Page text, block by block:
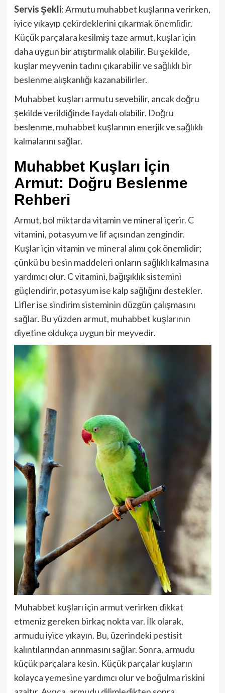
Servis Şekli: Armutu muhabbet kuşlarına verirken,
iyice yıkayıp çekirdeklerini çıkarmak önemlidir.
Küçük parçalara kesilmiş taze armut, kuşlar için
daha uygun bir atıştırmalık olabilir. Bu şekilde,
kuşlar meyvenin tadını çıkarabilir ve sağlıklı bir
beslenme alışkanlığı kazanabilirler.
Muhabbet kuşları armutu sevebilir, ancak doğru
şekilde verildiğinde faydalı olabilir. Doğru
beslenme, muhabbet kuşlarının enerjik ve sağlıklı
kalmalarını sağlar.
Muhabbet Kuşları İçin
Armut: Doğru Beslenme
Rehberi
Armut, bol miktarda vitamin ve mineral içerir. C
vitamini, potasyum ve lif açısından zengindir.
Kuşlar için vitamin ve mineral alımı çok önemlidir;
çünkü bu besin maddeleri onların sağlıklı kalmasına
yardımcı olur. C vitamini, bağışıklık sistemini
güçlendirir, potasyum ise kalp sağlığını destekler.
Lifler ise sindirim sisteminin düzgün çalışmasını
sağlar. Bu yüzden armut, muhabbet kuşlarının
diyetine oldukça uygun bir meyvedir.
Muhabbet kuşları için armut verirken dikkat
etmeniz gereken birkaç nokta var. İlk olarak,
armudu iyice yıkayın. Bu, üzerindeki pestisit
kalıntılarından arınmasını sağlar. Sonra, armudu
küçük parçalara kesin. Küçük parçalar kuşların
kolayca yemesine yardımcı olur ve boğulma riskini